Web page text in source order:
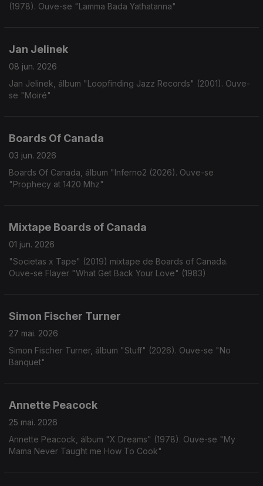
(1978). Ouve-se "Lamma Bada Yathatanna"
Jan Jelinek
08 jun. 2026
Jan Jelinek, álbum "Loopfinding Jazz Records" (2001). Ouve-
se "Moiré"
Boards Of Canada
03 jun. 2026
Boards Of Canada, álbum "Inferno2 (2026). Ouve-se
"Prophecy at 1420 Mhz"
Mixtape Boards of Canada
01 jun. 2026
"Societas x Tape" (2019) mixtape de Boards of Canada.
Ouve-se Flayer "What Get Back Your Love" (1983)
Simon Fischer Turner
27 mai. 2026
Simon Fischer Turner, álbum "Stuff" (2026). Ouve-se "No
Banquet"
Annette Peacock
25 mai. 2026
Annette Peacock, álbum "X Dreams" (1978). Ouve-se "My
Mama Never Taught me How To Cook"